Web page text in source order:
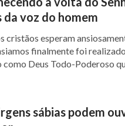
da voz do homem
cristãos esperam
finalmente foi
como Deus Todo-Poderoso
sábias podem